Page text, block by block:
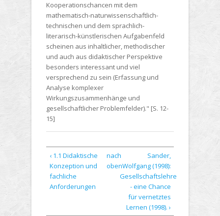
Kooperationschancen mit dem
mathematisch-naturwissenschaftlich-
technischen und dem sprachlich-
literarisch-künstlerischen Aufgabenfeld
scheinen aus inhaltlicher, methodischer
und auch aus didaktischer Perspektive
besonders interessant und viel
versprechend zu sein (Erfassung und
Analyse komplexer
Wirkungszusammenhänge und
gesellschaftlicher Problemfelder)." [S. 12-
15]
‹ 1.1 Didaktische
Konzeption und
fachliche
Anforderungen
nach
oben
Sander,
Wolfgang (1998):
Gesellschaftslehre
- eine Chance
für vernetztes
Lernen (1998). ›